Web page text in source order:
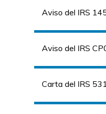
Aviso del IRS
Aviso del IRS
Carta del IRS